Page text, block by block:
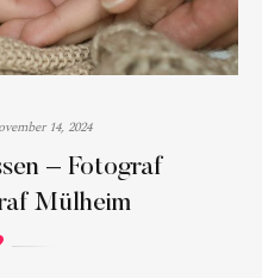
14, 2024
– Fotograf
Mülheim